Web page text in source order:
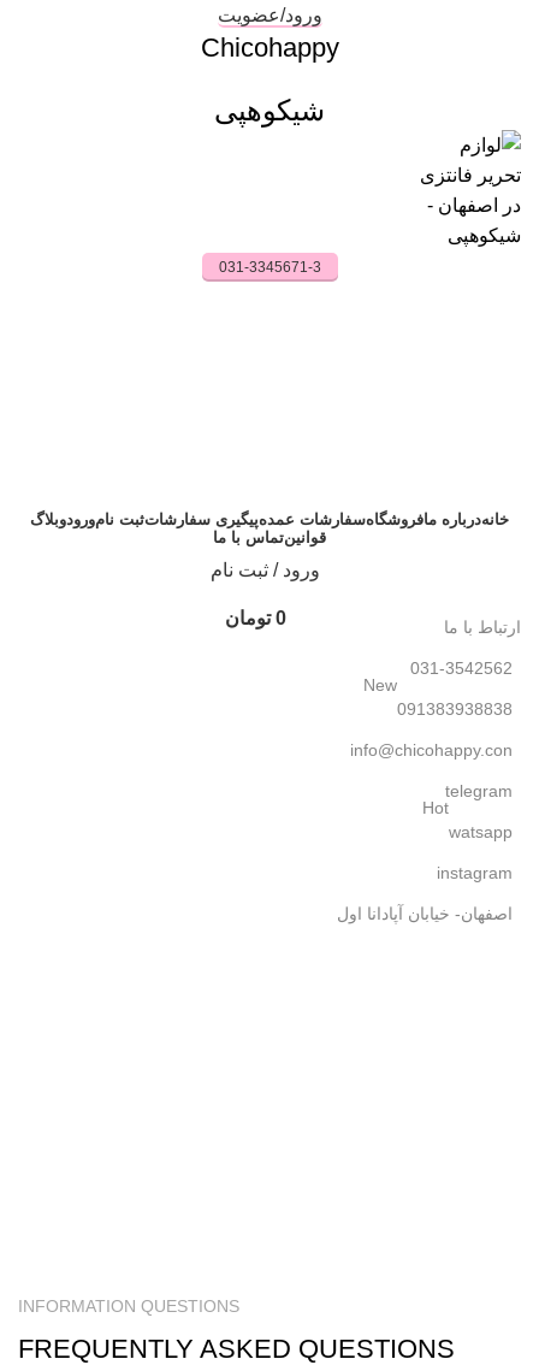
ورود/عضویت
Chicohappy
شیکوهپی
031-3345671-3
خانهدرباره مافروشگاهسفارشات عمدهپیگیری سفارشاتثبت نامورودوبلاگ
قوانینتماس با ما
ورود / ثبت نام
0 تومان ارتباط با ما
031-3542562
091383938838
New
info@chicohappy.con
telegram
watsapp
Hot
instagram
اصفهان- خیابان آپادانا اول
INFORMATION QUESTIONS
FREQUENTLY ASKED QUESTIONS